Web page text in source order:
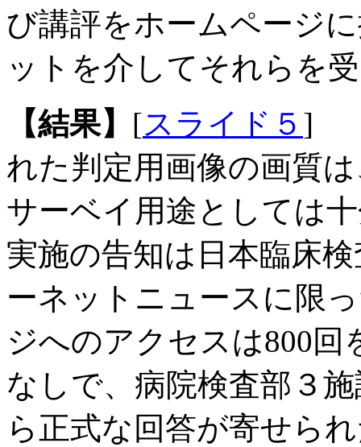
び講評をホームページ
ットを介してそれらを
【結果】 [スライド５ ]
れた判定用画像の画質
サーベイ用途としては
実施の告知は日本臨床
ーネットニュースに限
ジへのアクセスは800
なしで、病院検査部３
ら正式な回答が寄せら